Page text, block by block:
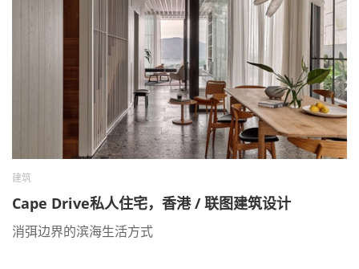
建筑
Cape Drive私人住宅，香港 / 联图建筑设计
消弭边界的滨海生活方式